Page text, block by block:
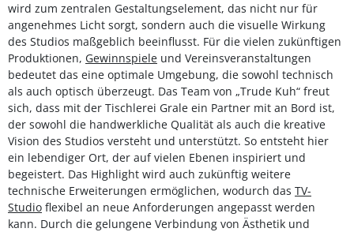
wird zum zentralen Gestaltungselement, das nicht nur für
angenehmes Licht sorgt, sondern auch die visuelle Wirkung
des Studios maßgeblich beeinflusst. Für die vielen zukünftigen
Produktionen, Gewinnspiele und Vereinsveranstaltungen
bedeutet das eine optimale Umgebung, die sowohl technisch
als auch optisch überzeugt. Das Team von „Trude Kuh“ freut
sich, dass mit der Tischlerei Grale ein Partner mit an Bord ist,
der sowohl die handwerkliche Qualität als auch die kreative
Vision des Studios versteht und unterstützt. So entsteht hier
ein lebendiger Ort, der auf vielen Ebenen inspiriert und
begeistert. Das Highlight wird auch zukünftig weitere
technische Erweiterungen ermöglichen, wodurch das TV-
Studio flexibel an neue Anforderungen angepasst werden
kann. Durch die gelungene Verbindung von Ästhetik und